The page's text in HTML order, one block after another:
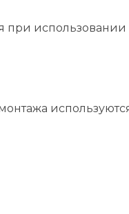
использовании